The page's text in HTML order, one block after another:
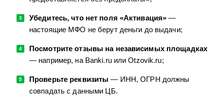
Убедитесь, что нет поля «Активация» —
настоящие МФО не берут деньги до выдачи;
Посмотрите отзывы на независимых площадках
— например, на Banki.ru или Otzovik.ru;
Проверьте реквизиты — ИНН, ОГРН должны
совпадать с данными ЦБ.